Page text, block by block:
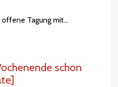
offene Tagung mit…
schon